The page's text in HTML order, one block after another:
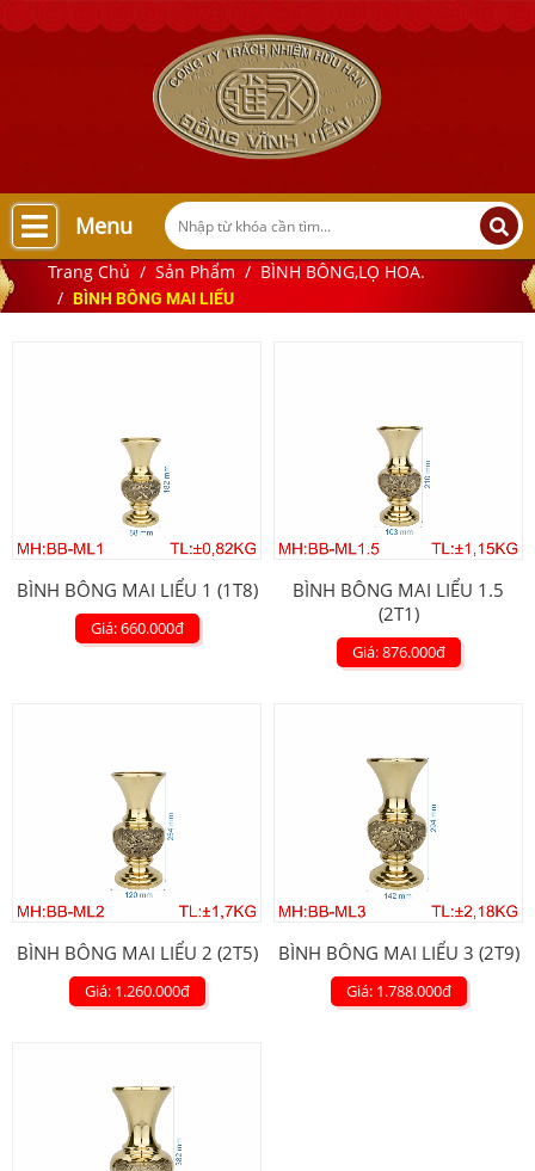
Menu
Trang Chủ Sản Phẩm BÌNH BÔNG,LỌ HOA.
BÌNH BÔNG MAI LIỂU
BÌNH BÔNG MAI LIỂU 1 (1T8)
Giá: 660.000đ
BÌNH BÔNG MAI LIỂU 1.5
(2T1)
Giá: 876.000đ
BÌNH BÔNG MAI LIỂU 2 (2T5)
Giá: 1.260.000đ
BÌNH BÔNG MAI LIỂU 3 (2T9)
Giá: 1.788.000đ